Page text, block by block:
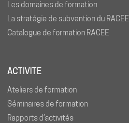
Les domaines de formation
La stratégie de subvention du RACEE
Catalogue de formation RACEE
ACTIVITE
Ateliers de formation
Séminaires de formation
Rapports d’activités